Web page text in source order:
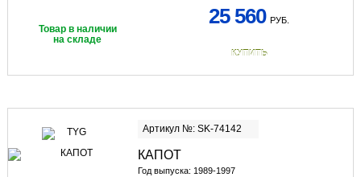
Товар в наличии
на складе
25 560 РУБ.
КУПИТЬ
Артикул №: SK-74142
КАПОТ
Год выпуска: 1989-1997